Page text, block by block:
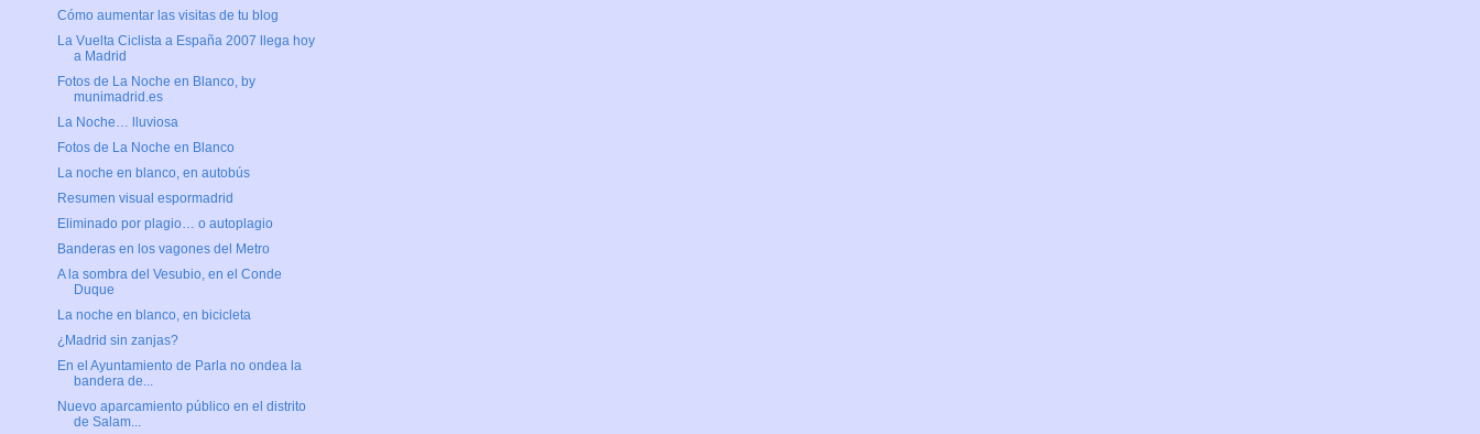
Cómo aumentar las visitas de tu blog
La Vuelta Ciclista a España 2007 llega hoy
a Madrid
Fotos de La Noche en Blanco, by
munimadrid.es
La Noche… lluviosa
Fotos de La Noche en Blanco
La noche en blanco, en autobús
Resumen visual espormadrid
Eliminado por plagio… o autoplagio
Banderas en los vagones del Metro
A la sombra del Vesubio, en el Conde
Duque
La noche en blanco, en bicicleta
¿Madrid sin zanjas?
En el Ayuntamiento de Parla no ondea la
bandera de...
Nuevo aparcamiento público en el distrito
de Salam...